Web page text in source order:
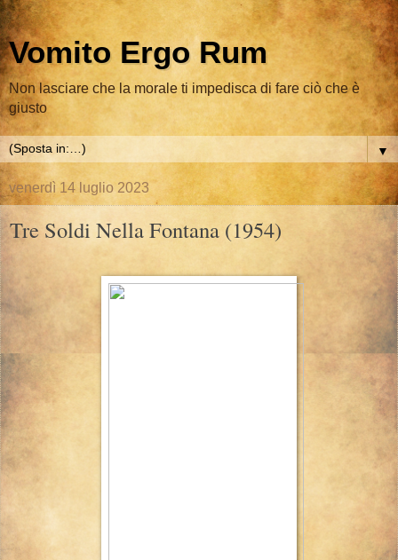
Vomito Ergo Rum
Non lasciare che la morale ti impedisca di fare ciò che è
giusto
▼
venerdì 14 luglio 2023
Tre Soldi Nella Fontana (1954)